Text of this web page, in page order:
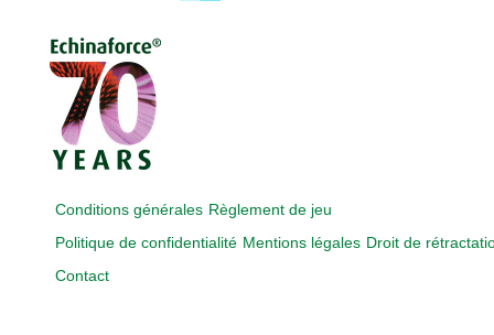
Conditions générales Règlement de jeu
Politique de confidentialité Mentions légales Droit de
Contact